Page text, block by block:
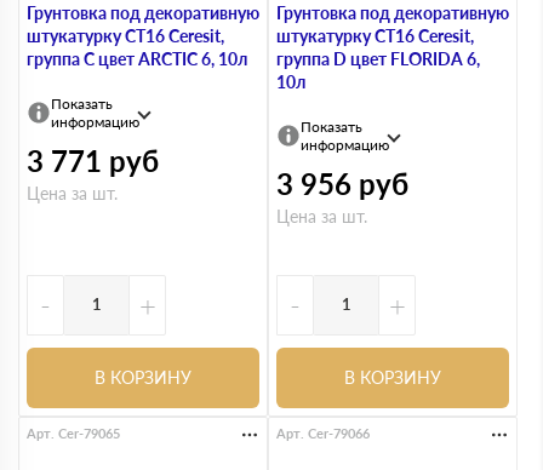
Грунтовка под декоративную
штукатурку СТ16 Ceresit,
группа C цвет ARCTIC 6, 10л
Показать
информацию
3 771 руб
Цена за шт.
- +
В КОРЗИНУ
Грунтовка под декоративную
штукатурку СТ16 Ceresit,
группа D цвет FLORIDA 6,
10л
Показать
информацию
3 956 руб
Цена за шт.
- +
В КОРЗИНУ
Арт. Cer-79065 Арт. Cer-79066